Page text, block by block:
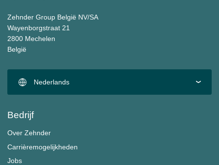
Zehnder Group België NV/SA
Wayenborgstraat 21
2800 Mechelen
België
Nederlands
Bedrijf
Over Zehnder
Carrièremogelijkheden
Jobs